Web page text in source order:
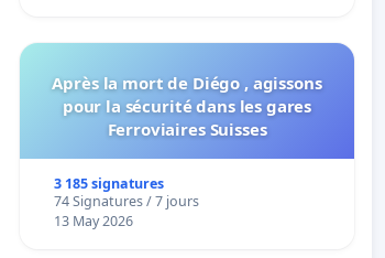
Après la mort de Diégo , agissons
pour la sécurité dans les gares
Ferroviaires Suisses
3 185 signatures
74 Signatures / 7 jours
13 May 2026